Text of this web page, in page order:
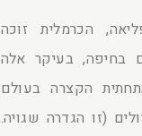
הכרמלית זוכה
בחיפה, בעיקר אלה
הקצרה בעולם
(זו הגדרה שגויה.